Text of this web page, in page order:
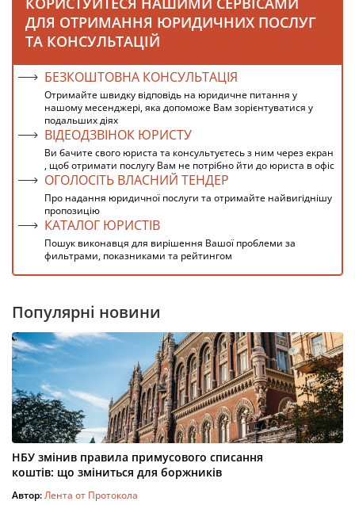
ДЛЯ ОТРИМАННЯ ЮРИДИЧНИХ ПОСЛУГ
ТА КОНСУЛЬТАЦІЙ
БЕЗКОШТОВНА КОНСУЛЬТАЦІЯ
Отримайте швидку відповідь на юридичне питання у
нашому месенджері, яка допоможе Вам зорієнтуватися у
подальших діях
ВІДЕОДЗВІНОК ЮРИСТУ
Ви бачите свого юриста та консультуєтесь з ним через екран
, щоб отримати послугу Вам не потрібно йти до юриста в офіс
ОГОЛОСІТЬ ВЛАСНИЙ ТЕНДЕР
Про надання юридичної послуги та отримайте найвигіднішу
пропозицію
КАТАЛОГ ЮРИСТІВ
Пошук виконавця для вирішення Вашої проблеми за
фильтрами, показниками та рейтингом
Популярні новини
НБУ змінив правила примусового списання
коштів: що зміниться для боржників
Автор:Лента от Протокола